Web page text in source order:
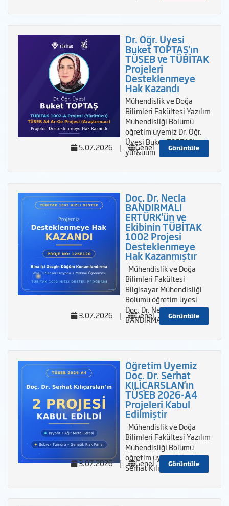
Dr. Öğr. Üyesi
Buket TOPTAŞ'ın
TÜSEB ve TÜBİTAK
Projeleri
Desteklenmeye
Hak Kazandı
Mühendislik ve Doğa
Bilimleri Fakültesi Yazılım
Mühendisliği Bölümü
öğretim üyemiz Dr. Öğr.
Üyesi Buket TOPTAŞ'ın
yür&uum
Görüntüle
5.07.2026 | Genel
Doç. Dr. Necla
BANDIRMALI
ERTÜRK'ün ve
Ekibinin TÜBİTAK
1002 Projesi
Desteklenmeye
Hak Kazanmıştır
Mühendislik ve Doğa
Bilimleri Fakültesi
Bilgisayar Mühendisliği
Bölümü öğretim üyesi
Doç. Dr. Necla
BANDIRMALI ERTÜRK
Görüntüle
3.07.2026 | Genel
Öğretim Üyemiz
Doç. Dr. Serhat
KILIÇARSLAN'ın
TÜSEB 2026-A4
Projeleri Kabul
Edilmiştir
Mühendislik ve Doğa
Bilimleri Fakültesi Yazılım
Mühendisliği Bölümü
öğretim üyemiz Doç. Dr.
Serhat Kılıçarslan&rsquo
Görüntüle
3.07.2026 | Genel